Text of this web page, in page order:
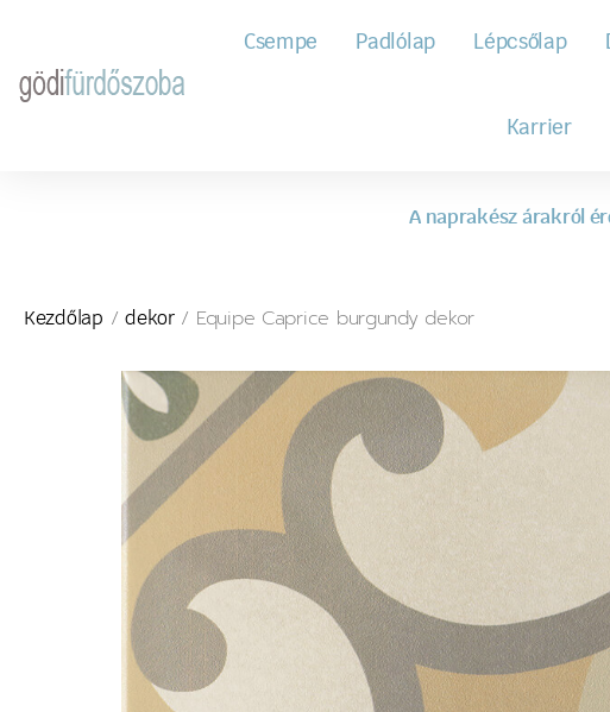
Csempe Padlólap Lépcsőlap
Karrier
A naprakész árakról
Kezdőlap /dekor/ Equipe Caprice burgundy dekor